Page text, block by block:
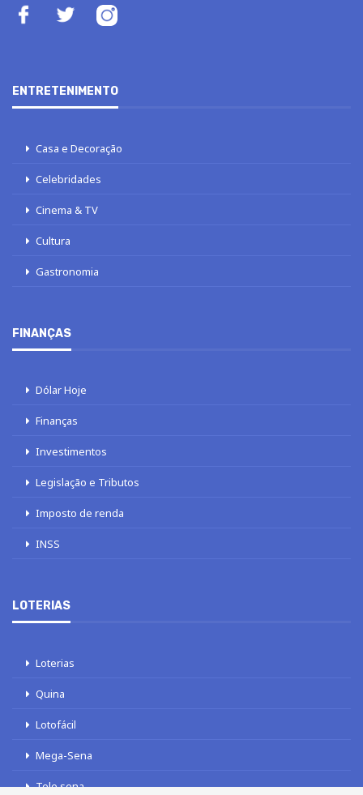
ENTRETENIMENTO
Casa e Decoração
Celebridades
Cinema & TV
Cultura
Gastronomia
FINANÇAS
Dólar Hoje
Finanças
Investimentos
Legislação e Tributos
Imposto de renda
INSS
LOTERIAS
Loterias
Quina
Lotofácil
Mega-Sena
Tele sena